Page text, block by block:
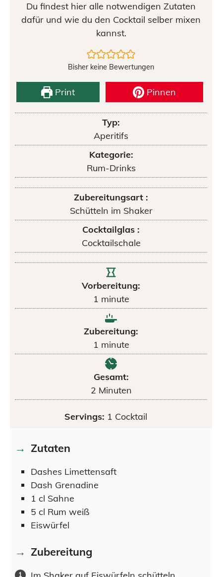
Du findest hier alle notwendigen Zutaten
dafür und wie du den Cocktail selber mixen
kannst.
Bisher keine Bewertungen
Print Pinnen
Typ:
Aperitifs
Kategorie:
Rum-Drinks
Zubereitungsart :
Schütteln im Shaker
Cocktailglas :
Cocktailschale
Vorbereitung:
1 minute
Zubereitung:
1 minute
Gesamt:
2 Minuten
Servings: 1 Cocktail
Zutaten
Dashes Limettensaft
Dash Grenadine
1 cl Sahne
5 cl Rum weiß
Eiswürfel
Zubereitung